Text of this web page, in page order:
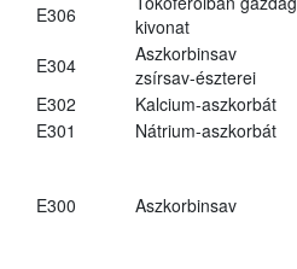
E306
kivonat
E304
Aszkorbinsav
zsírsav-észterei
E302
Kalcium-aszkorbát
E301
Nátrium-aszkorbát
E300 Aszkorbinsav